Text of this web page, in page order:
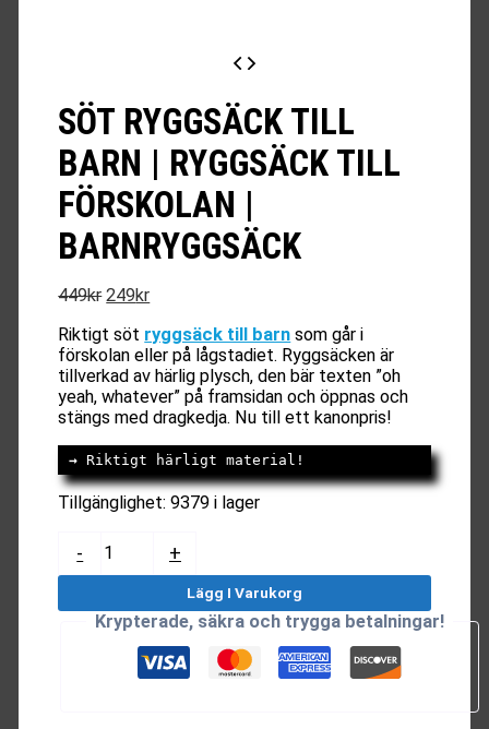
SÖT RYGGSÄCK TILL
BARN | RYGGSÄCK TILL
FÖRSKOLAN |
BARNRYGGSÄCK
449krDet
priset
var:
449kr.
249krDet
priset
är:
249kr.
Riktigt söt ryggsäck till barn som går i
förskolan eller på lågstadiet. Ryggsäcken är
tillverkad av härlig plysch, den bär texten ”oh
yeah, whatever” på framsidan och öppnas och
stängs med dragkedja. Nu till ett kanonpris!
→ Riktigt härligt material!
Tillgänglighet: 9379 i lager
-
Ryggsäck
Till
+
Lägg I Varukorg
Krypterade, säkra och trygga betalningar!